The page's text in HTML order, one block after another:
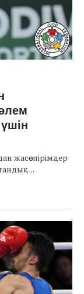
жасөспірімдер
...